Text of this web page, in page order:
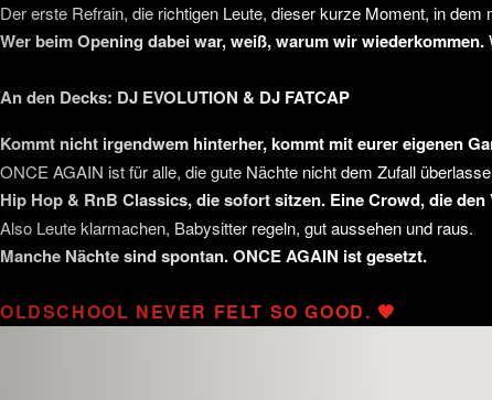
Der erste Refrain, die richtigen Leute, dieser kurze Moment, in
Wer beim Opening dabei war, weiß, warum wir wiederkommen.
An den Decks: DJ EVOLUTION & DJ FATCAP
Kommt nicht irgendwem hinterher, kommt mit eurer eigenen
ONCE AGAIN ist für alle, die gute Nächte nicht dem Zufall
Hip Hop & RnB Classics, die sofort sitzen. Eine Crowd, die
Also Leute klarmachen, Babysitter regeln, gut aussehen und raus.
Manche Nächte sind spontan. ONCE AGAIN ist gesetzt.
OLDSCHOOL NEVER FELT SO GOOD. 🖤